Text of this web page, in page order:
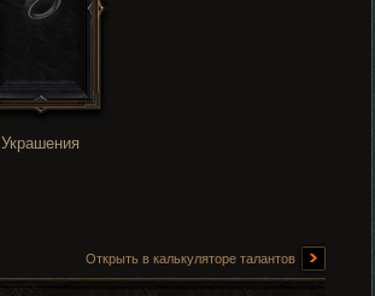
Украшения
Открыть в калькуляторе талантов